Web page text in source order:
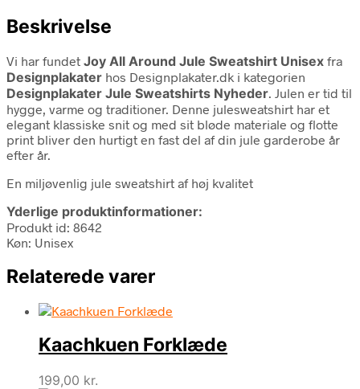
Beskrivelse
Vi har fundet Joy All Around Jule Sweatshirt Unisex fra
Designplakater hos Designplakater.dk i kategorien
Designplakater Jule Sweatshirts Nyheder. Julen er tid til
hygge, varme og traditioner. Denne julesweatshirt har et
elegant klassiske snit og med sit bløde materiale og flotte
print bliver den hurtigt en fast del af din jule garderobe år
efter år.
En miljøvenlig jule sweatshirt af høj kvalitet
Yderlige produktinformationer:
Produkt id: 8642
Køn: Unisex
Relaterede varer
Kaachkuen Forklæde
199,00 kr.